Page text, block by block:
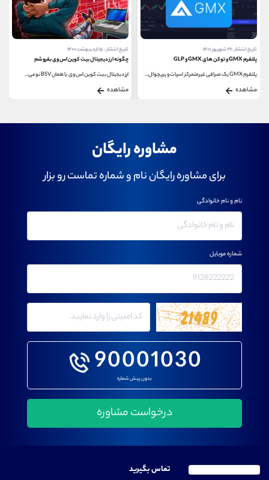
تاریخ انتشار : ۲۹ شهریور ۱۴۰۱
پلتفرم GMX و توکن های GMX و GLP
پلتفرم GMX یک صرافی غیرمتمرکز اسپات و پرپچوال...
مشاهده
تاریخ انتشار : ۱۵ اردیبهشت ۱۴۰۰
چگونه ارز دیجیتال بیت کوین اس وی بفروشم
ارز دیجیتال بیت کوین اس وی یا همان BSV نوعی...
مشاهده
مشاوره رایگان
برای مشاوره رایگان نام و شماره تماست رو بزار
90001030
بدون پیش شماره
نام و نام خانوادگی
شماره موبایل
تماس بگیرید